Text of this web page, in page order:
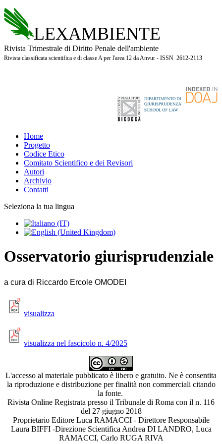
LEXAMBIENTE
Rivista Trimestrale di Diritto Penale dell'ambiente
Rivista classificata scientifica e di classe A per l'area 12 da Anvur - ISSN 2612-2113
Home
Progetto
Codice Etico
Comitato Scientifico e dei Revisori
Autori
Archivio
Contatti
Seleziona la tua lingua
Osservatorio giurisprudenziale
a cura di Riccardo Ercole OMODEI
visualizza
visualizza nel fascicolo n. 4/2025
L'accesso al materiale pubblicato è libero e gratuito. Ne è consentita
la riproduzione e distribuzione per finalità non commerciali citando
la fonte.
Rivista Online Registrata presso il Tribunale di Roma con il n. 116
del 27 giugno 2018
Proprietario Editore Luca RAMACCI - Direttore Responsabile
Laura BIFFI -Direzione Scientifica Andrea DI LANDRO, Luca
RAMACCI, Carlo RUGA RIVA